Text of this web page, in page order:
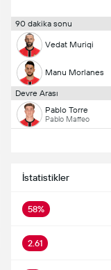
90 dakika sonu
Vedat Muriqi
Manu Morlanes
Devre Arası
Pablo Torre
Pablo Maffeo
İstatistikler
58%
2.61